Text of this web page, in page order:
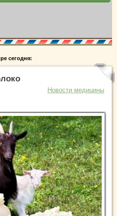
сегодня:
Новости медицины